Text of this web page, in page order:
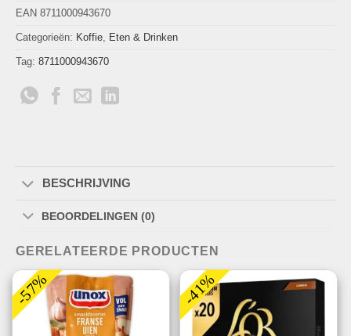
EAN 8711000943670
Categorieën: Koffie Eten & Drinken
Tag: 8711000943670
BESCHRIJVING
BEOORDELINGEN (0)
GERELATEERDE PRODUCTEN
-57% -41%